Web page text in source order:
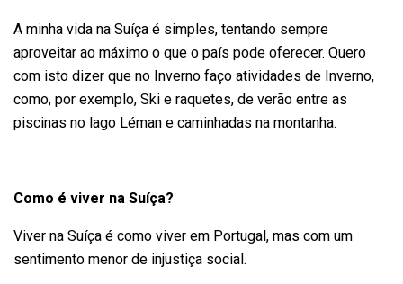
A minha vida na Suíça é simples, tentando sempre
aproveitar ao máximo o que o país pode oferecer. Quero
com isto dizer que no Inverno faço atividades de Inverno,
como, por exemplo, Ski e raquetes, de verão entre as
piscinas no lago Léman e caminhadas na montanha.
Como é viver na Suíça?
Viver na Suíça é como viver em Portugal, mas com um
sentimento menor de injustiça social.